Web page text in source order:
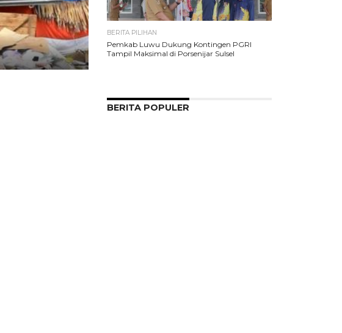
BERITA PILIHAN
Pemkab Luwu Dukung Kontingen PGRI
Tampil Maksimal di Porsenijar Sulsel
BERITA POPULER